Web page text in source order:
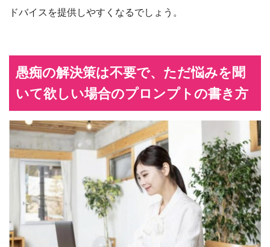
ドバイスを提供しやすくなるでしょう。
愚痴の解決策は不要で、ただ悩みを聞
いて欲しい場合のプロンプトの書き方